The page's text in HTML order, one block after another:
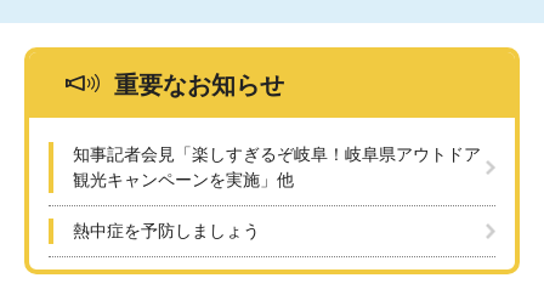
重要なお知らせ
知事記者会見「楽しすぎるぞ岐阜！岐阜県アウトドア
観光キャンペーンを実施」他
熱中症を予防しましょう